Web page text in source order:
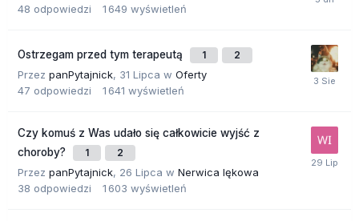
48 odpowiedzi 1 649 wyświetleń
Ostrzegam przed tym terapeutą 1 2
Przez panPytajnick, 31 Lipca w Oferty
47 odpowiedzi 1 641 wyświetleń
Czy komuś z Was udało się całkowicie wyjść z
choroby?
1 2
Przez panPytajnick, 26 Lipca w Nerwica lękowa
38 odpowiedzi 1 603 wyświetleń